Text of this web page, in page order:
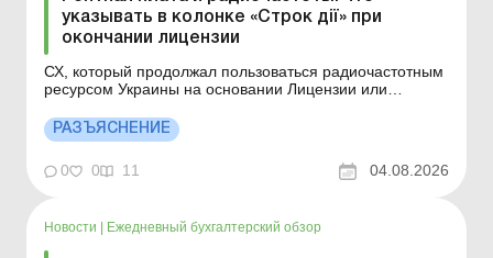
указывать в колонке «Строк дії» при
окончании лицензии
СХ, который продолжал пользоваться радиочастотным
ресурсом Украины на основании Лицензии или
военного положения, в колонке 4.4 «Строк дії»
приложения к декларации по рентной плате указывает
информацию согласно Лицензии или Разрешению.
Дета...
РАЗЪЯСНЕНИЕ
0 0 11 04.08.2026
Новости Ежедневный бухгалтерский обзор